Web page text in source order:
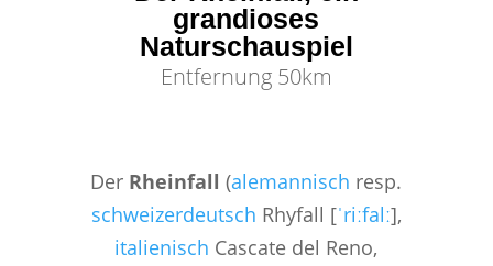
grandioses
Naturschauspiel
Entfernung 50km
Der Rheinfall (alemannisch resp.
schweizerdeutsch Rhyfall [ˈriːfalː],
italienisch Cascate del Reno,